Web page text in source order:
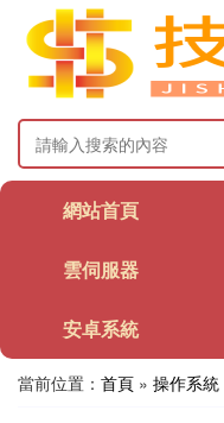
網站首頁
雲伺服器
安卓系統
當前位置： 首頁 » 操作系統